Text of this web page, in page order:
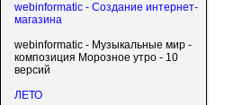
webinformatic - Создание интернет-
магазина
webinformatic - Музыкальные мир -
композиция Морозное утро - 10
версий
ЛЕТО